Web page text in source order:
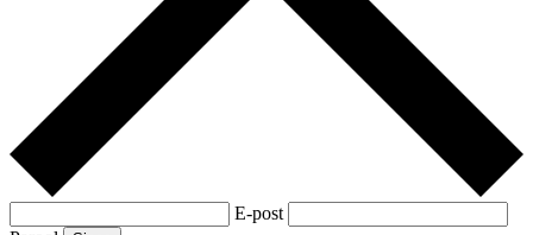
E-post